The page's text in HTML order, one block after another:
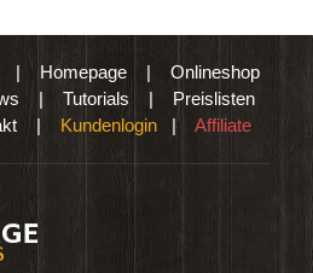
| Homepage| Onlineshop
| Tutorials | Preislisten
| Kundenlogin | Affiliate